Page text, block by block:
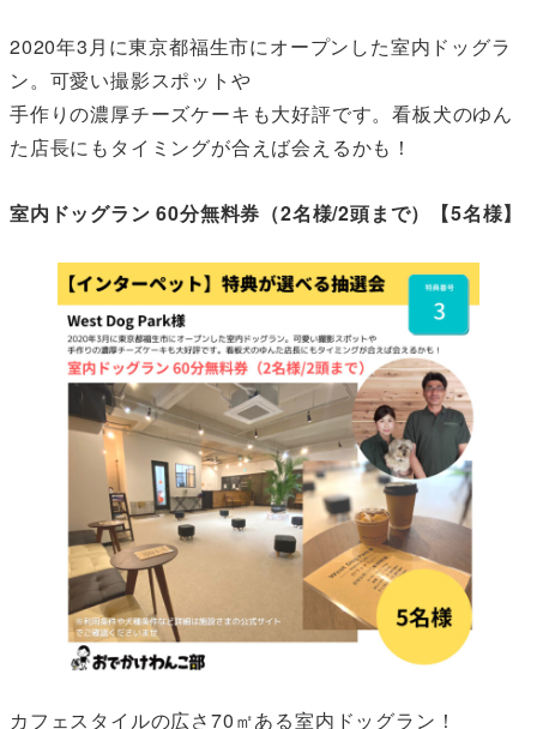
2020年3月に東京都福生市にオープンした室内ドッグラ
ン。可愛い撮影スポットや
手作りの濃厚チーズケーキも大好評です。看板犬のゆん
た店長にもタイミングが合えば会えるかも！
室内ドッグラン 60分無料券（2名様/2頭まで） 【5名様】
カフェスタイルの広さ70㎡ある室内ドッグラン！